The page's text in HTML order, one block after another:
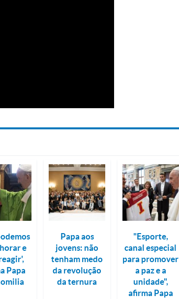
e
Papa
Papa aos
jovens: não
tenham medo
da revolução
da ternura
"Esporte,
canal especial
para promover
a paz e a
unidade",
afirma Papa